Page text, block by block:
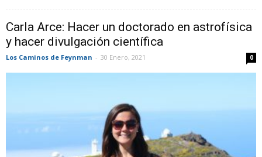
Carla Arce: Hacer un doctorado en astrofísica
y hacer divulgación científica
Los Caminos de Feynman - 30 Enero, 2021 0